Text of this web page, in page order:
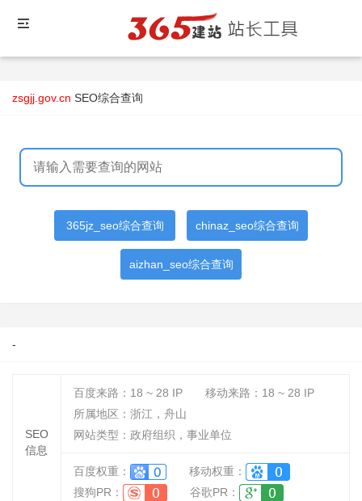
zsgjj.gov.cn SEO综合查询
365jz_seo综合查询 chinaz_seo综合查询
aizhan_seo综合查询
-
SEO
信息
百度来路： 18 ~ 28 IP 移动来路： 18 ~ 28 IP
所属地区：浙江，舟山
网站类型：政府组织，事业单位
百度权重：
移动权重：
搜狗PR：
谷歌PR：